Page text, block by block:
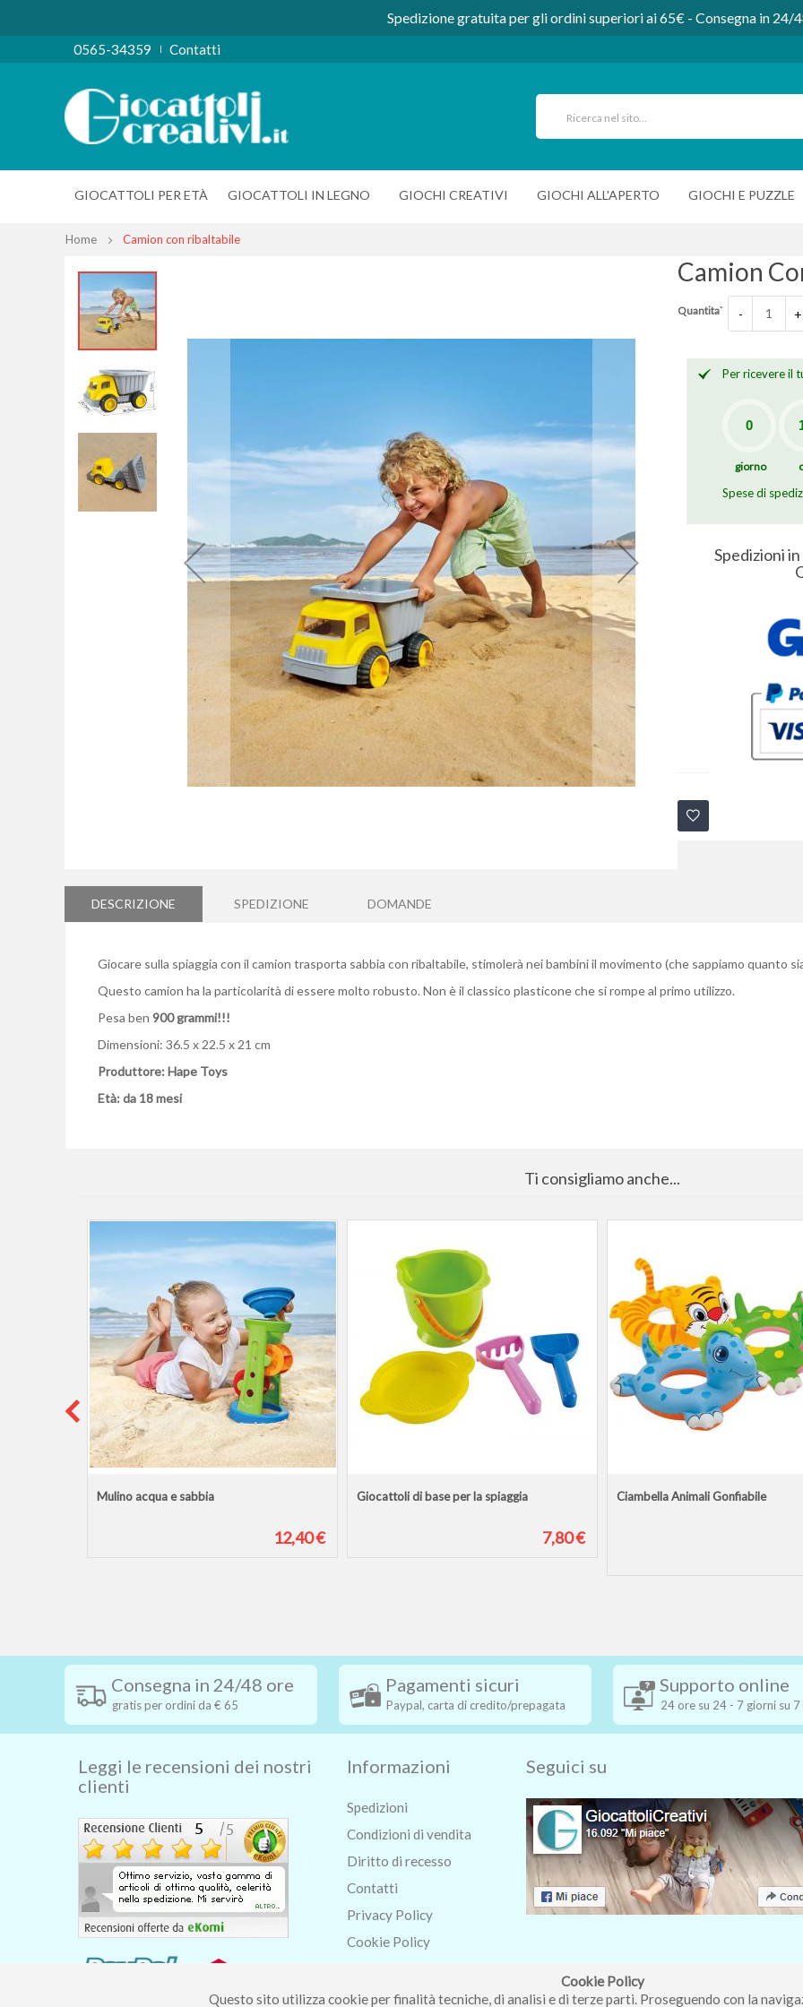
Spedizione gratuita per gli ordini superiori ai 65€ - Consegna in 24/
Cookie Policy
Questo sito utilizza cookie per finalità tecniche, di analisi e di terze parti. Proseguendo con la
0565-34359 Contatti
GIOCATTOLI PER ETÀ GIOCATTOLI IN LEGNO GIOCHI CREATIVI GIOCHI ALL'APERTO GIOCHI E PUZZLE
Home Camion con ribaltabile
Vai
alla
fine
della
galleria
immagini
della
Camion
Quantita` - +
Per ricevere il
giorno
Spese di
Spedizioni
DESCRIZIONE
Giocare sulla spiaggia con il camion trasporta sabbia con ribaltabile, stimolerà nei bambini il movimento (che sappiamo quanto
Questo camion ha la particolarità di essere molto robusto. Non è il classico plasticone che si rompe al primo utilizzo.
Pesa ben 900 grammi!!!
Dimensioni: 36.5 x 22.5 x 21 cm
Produttore: Hape Toys
Età: da 18 mesi
SPEDIZIONE DOMANDE
Ti consigliamo anche...
Mulino acqua e sabbia
12,40 €
Giocattoli di base per la spiaggia
7,80 €
Ciambella Animali Gonfiabile
Consegna in 24/48 ore
gratis per ordini da € 65
Pagamenti sicuri
Paypal, carta di credito/prepagata
Supporto online
24 ore su 24 - 7 giorni su 7
Leggi le recensioni dei nostri
clienti
Informazioni
Spedizioni
Condizioni di vendita
Diritto di recesso
Contatti
Privacy Policy
Cookie Policy
Blog
Seguici su